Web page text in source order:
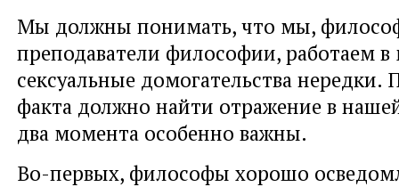
Мы должны понимать, что мы,
преподаватели философии, работаем
сексуальные домогательства нередки.
факта должно найти отражение в
два момента особенно важны.
Во-первых, философы хорошо